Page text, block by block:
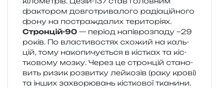
факто­ром дов­го­три­ва­ло­го раді­а­цій­но­го
фону на постра­жда­лих територіях.
Стронцій-90— пері­од напів­роз­па­ду ~29
років. По вла­сти­во­стях схо­жий на каль­
цій, тому нако­пи­чу­є­ться в кіс­тках та кіс­
тко­во­му мозку. Через це строн­цій ста­но­
вить ризик роз­ви­тку лей­ко­зів (раку крові)
та інших захво­рю­вань кіс­тко­вої тка­ни­ни.